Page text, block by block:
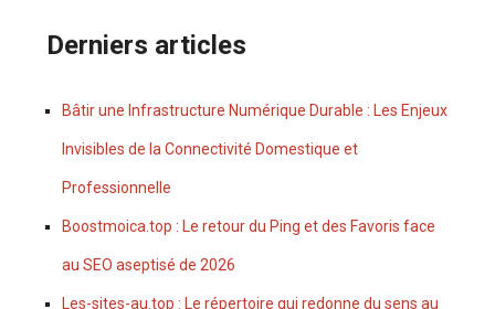
Derniers articles
Bâtir une Infrastructure Numérique Durable : Les Enjeux
Invisibles de la Connectivité Domestique et
Professionnelle
Boostmoica.top : Le retour du Ping et des Favoris face
au SEO aseptisé de 2026
Les-sites-au.top : Le répertoire qui redonne du sens au